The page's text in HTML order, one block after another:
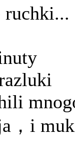
ruchki...
，i